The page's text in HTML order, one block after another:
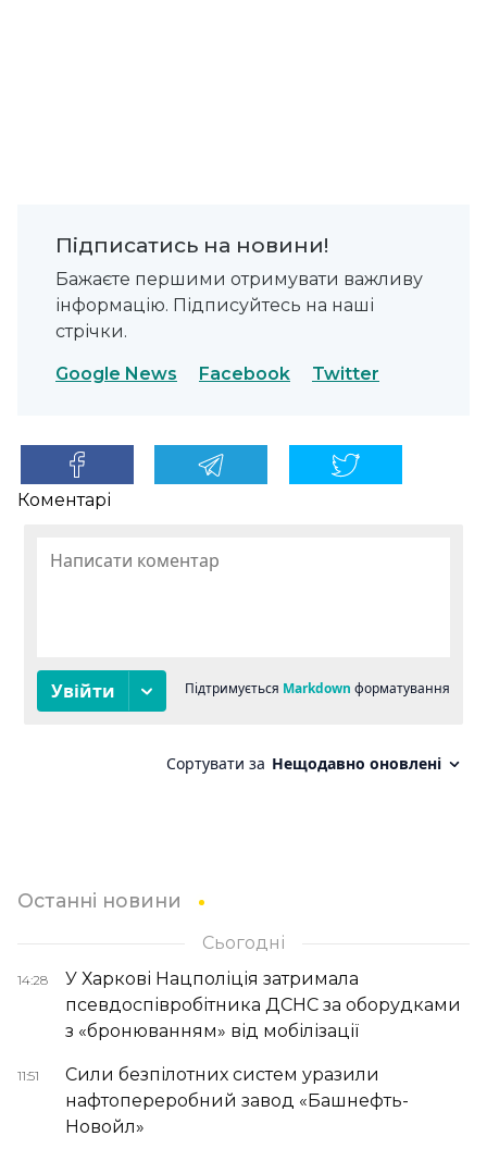
Підписатись на новини!
Бажаєте першими отримувати важливу
інформацію. Підписуйтесь на наші
стрічки.
Google News Facebook Twitter
Коментарі
Останні новини
Сьогодні
14:28
У Харкові Нацполіція затримала
псевдоспівробітника ДСНС за оборудками
з «бронюванням» від мобілізації
11:51
Сили безпілотних систем уразили
нафтопереробний завод «Башнефть-
Новойл»